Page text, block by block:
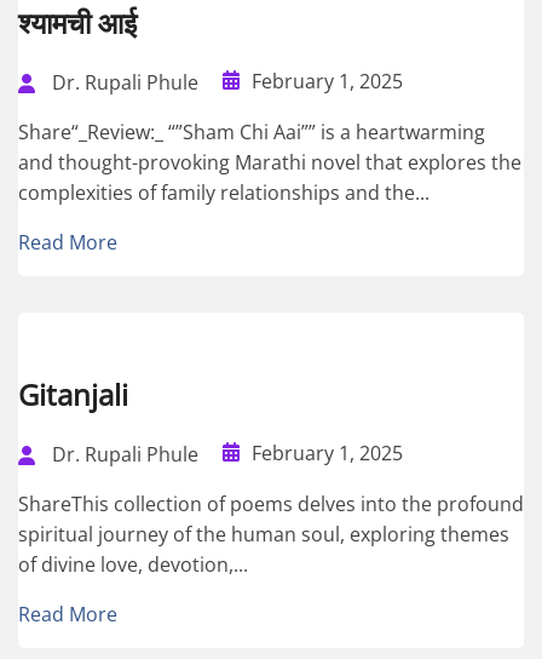
श्यामची आई
Dr. Rupali Phule
February 1, 2025
Share“_Review:_ “”Sham Chi Aai”” is a heartwarming
and thought-provoking Marathi novel that explores the
complexities of family relationships and the...
Read More
Gitanjali
Dr. Rupali Phule
February 1, 2025
ShareThis collection of poems delves into the profound
spiritual journey of the human soul, exploring themes
of divine love, devotion,...
Read More